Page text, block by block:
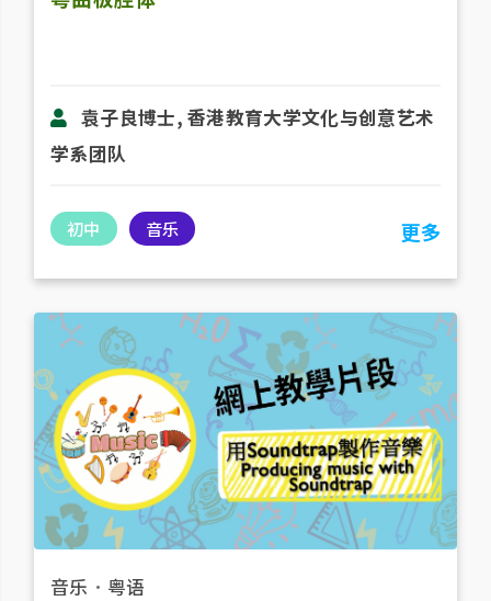
袁子良博士, 香港教育大学文化与创意艺术
学系团队
初中 音乐 更多
音乐 ． 粤语